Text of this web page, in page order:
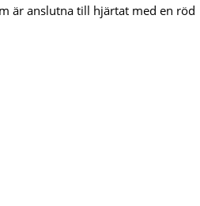
är anslutna till hjärtat med en röd